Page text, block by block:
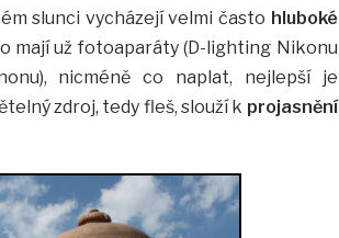
slunci vycházejí velmi často hluboké
mají už fotoaparáty (D-lighting Nikonu
nicméně co naplat, nejlepší je
zdroj, tedy fleš, slouží k projasnění